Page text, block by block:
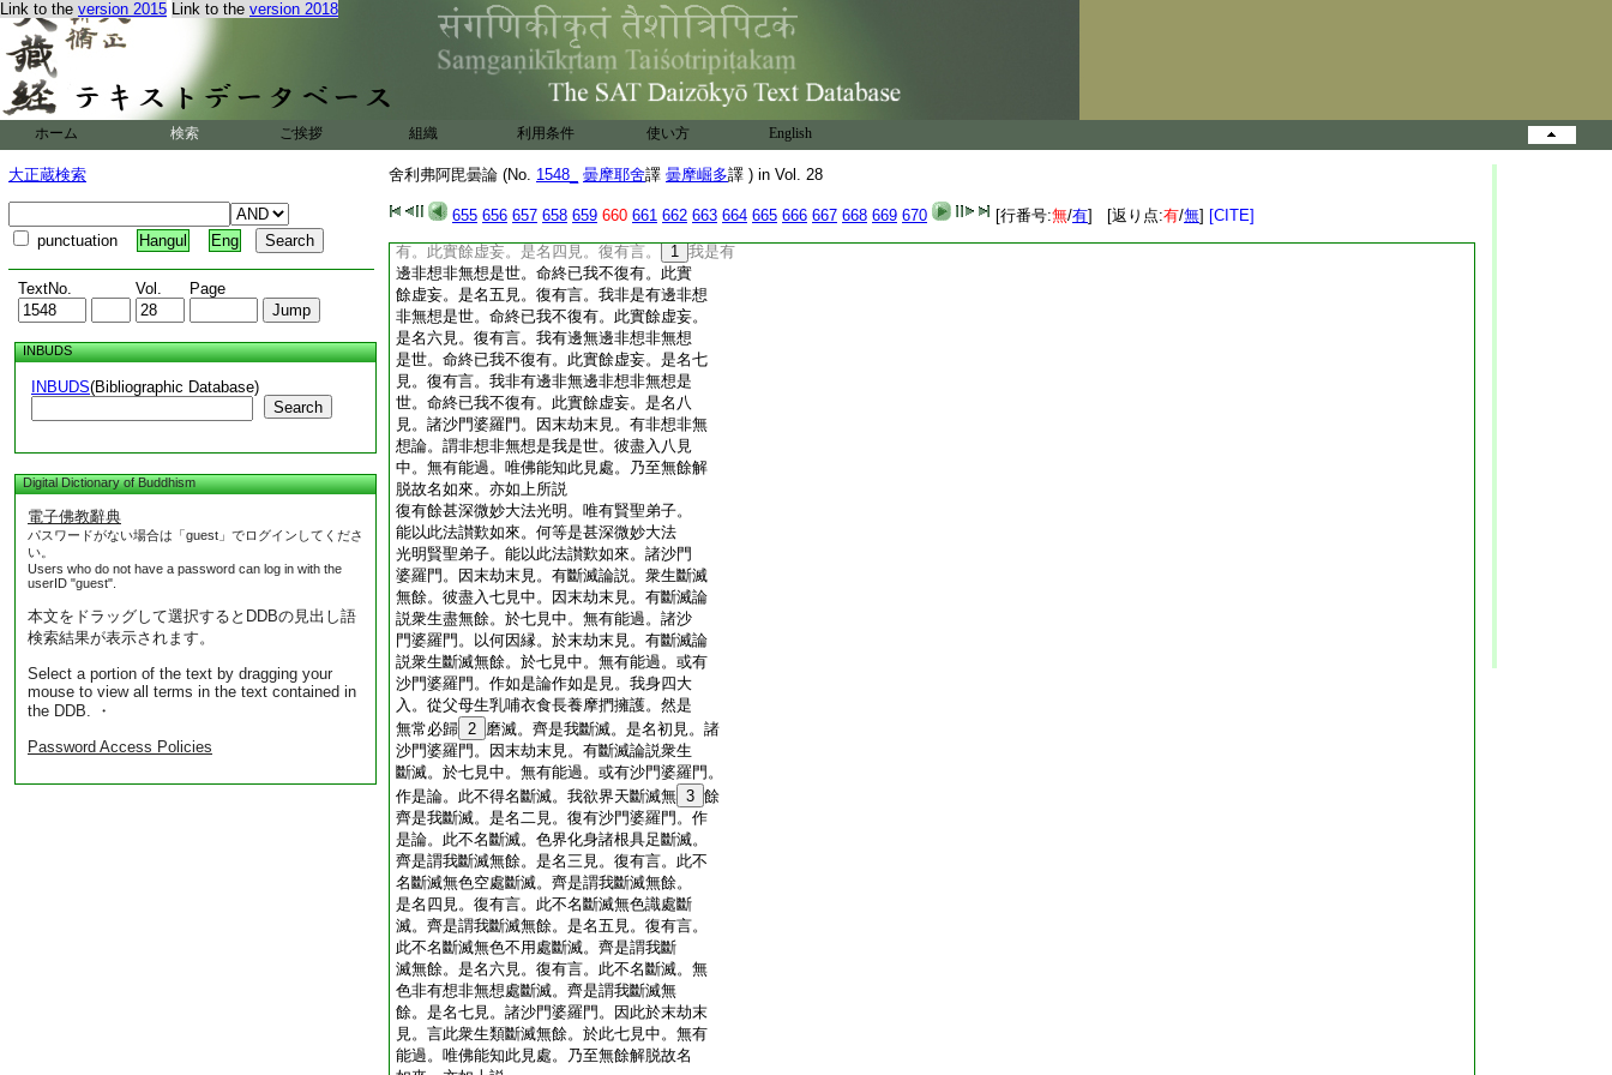
Link to the version 2015 Link to the version 2018
ホーム 検索 ご挨拶 組織 利用条件 使い方 English
大正蔵検索
punctuation Hangul Eng
TextNo. Vol. Page
INBUDS
INBUDS(Bibliographic Database)
Search
Digital Dictionary of Buddhism
電子佛教辭典
パスワードがない場合は「guest」でログインしてくださ
い。
Users who do not have a password can log in with the
userID "guest".
本文をドラッグして選択するとDDBの見出し語
検索結果が表示されます。
Select a portion of the text by dragging your
mouse to view all terms in the text contained in
the DDB. ・
Password Access Policies
舍利弗阿毘曇論 (No. 1548_ 曇摩耶舍譯 曇摩崛多譯 ) in Vol. 28
655 656 657 658 659 660 661 662 663 664 665 666 667 668 669 670 [行番号:無/有] [返り点:有/無] [CITE]
末見。有非想非無想論。謂非想非無想是我
是世。彼盡入八見中。無有能過。或有沙門婆
羅門。作如是論。色是我非想非無想是世。命
終已我不復有。此實餘虚妄。是名初見。諸沙
門婆羅門。因末劫末見。有非想非無想論。謂
非想非無想是我是世。於八見中。無有能過。
復有言。非色是我非想非無想是世。命終已
我不復有。此實餘虚妄。是名二見。復有言。有
色無色是我非想非無想是世。命終已我不復
有。此實餘虚妄。是名三見。復有言。非有色非
無色。是我非想非無想是世。命終已我不復
有。此實餘虚妄。是名四見。復有言。
1 我是有
邊非想非無想是世。命終已我不復有。此實
餘虚妄。是名五見。復有言。我非是有邊非想
非無想是世。命終已我不復有。此實餘虚妄。
是名六見。復有言。我有邊無邊非想非無想
是世。命終已我不復有。此實餘虚妄。是名七
見。復有言。我非有邊非無邊非想非無想是
世。命終已我不復有。此實餘虚妄。是名八
見。諸沙門婆羅門。因末劫末見。有非想非無
想論。謂非想非無想是我是世。彼盡入八見
中。無有能過。唯佛能知此見處。乃至無餘解
脱故名如來。亦如上所説
復有餘甚深微妙大法光明。唯有賢聖弟子。
能以此法讃歎如來。何等是甚深微妙大法
光明賢聖弟子。能以此法讃歎如來。諸沙門
婆羅門。因末劫末見。有斷滅論説。衆生斷滅
無餘。彼盡入七見中。因末劫末見。有斷滅論
説衆生盡無餘。於七見中。無有能過。諸沙
門婆羅門。以何因縁。於末劫末見。有斷滅論
説衆生斷滅無餘。於七見中。無有能過。或有
沙門婆羅門。作如是論作如是見。我身四大
入。從父母生乳哺衣食長養摩捫擁護。然是
無常必歸 2 磨滅。齊是我斷滅。是名初見。諸
沙門婆羅門。因末劫末見。有斷滅論説衆生
斷滅。於七見中。無有能過。或有沙門婆羅門。
作是論。此不得名斷滅。我欲界天斷滅無 3 餘
齊是我斷滅。是名二見。復有沙門婆羅門。作
是論。此不名斷滅。色界化身諸根具足斷滅。
齊是謂我斷滅無餘。是名三見。復有言。此不
名斷滅無色空處斷滅。齊是謂我斷滅無餘。
是名四見。復有言。此不名斷滅無色識處斷
滅。齊是謂我斷滅無餘。是名五見。復有言。
此不名斷滅無色不用處斷滅。齊是謂我斷
滅無餘。是名六見。復有言。此不名斷滅。無
色非有想非無想處斷滅。齊是謂我斷滅無
餘。是名七見。諸沙門婆羅門。因此於末劫末
見。言此衆生類斷滅無餘。於此七見中。無有
能過。唯佛能知此見處。乃至無餘解脱故名